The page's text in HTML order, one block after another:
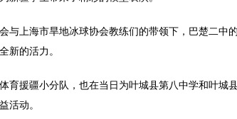
与上海市旱地冰球协会教练们的带领下，巴楚二中
新的活力。
育援疆小分队，也在当日为叶城县第八中学和叶城
活动。